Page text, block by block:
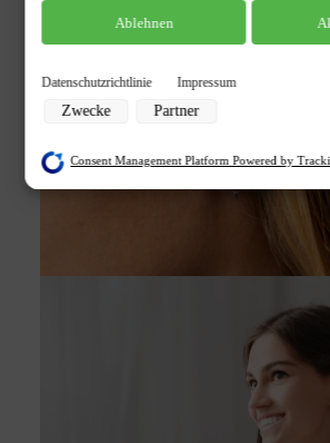
Button links unten klicken und dort die
Anpassungen vornehmen.
Speichern von oder Zugriff auf Informationen auf
Verwendung reduzierter Daten zur Auswahl von
Verwendung von Profilen zur Auswahl
Messung der Werbeleistung
Messung der Performance von Inhalten
Analyse von Zielgruppen durch Statistiken oder
Endgeräteeigenschaften zur Identifikation aktiv
Datenschutzrichtlinie Impressum
Zwecke Partner
Ablehnen
Consent Management Platform Powered by